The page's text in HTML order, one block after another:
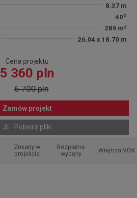
8.37 m
40o
289 m²
26.04 x 18.70 m
Cena projektu
5 360 pln
6 700 pln
Zamów projekt
Pobierz pliki
Zmiany w
projekcie
Bezpłatne
wyceny
Wnętrza VOX